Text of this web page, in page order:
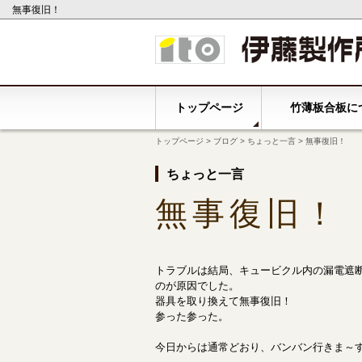
無事復旧！
トップページ 竹薄板合板に
トップページ > ブログ > ちょっと一言 > 無事復旧！
ちょっと一言
無事復旧！
トラブルは結局、キュービクル内の漏電
のが原因でした。
器具を取り換えて無事復旧！
参った参った。
今日からは通常どおり、バンバン行きま～